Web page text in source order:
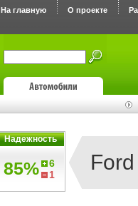
На главную О проекте
Надежность
85%
6
1